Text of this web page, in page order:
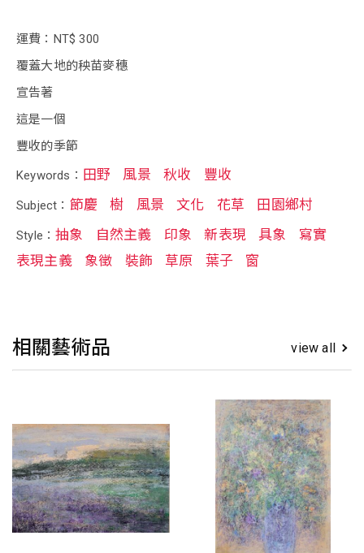
運費：NT$ 300
覆蓋大地的秧苗麥穗
宣告著
這是一個
豐收的季節
Keywords： 田野 風景 秋收 豐收
Subject： 節慶 樹 風景 文化 花草 田園鄉村
Style：抽象 自然主義 印象 新表現 具象
寫實
表現主義
象徵 裝飾 草原 葉子 窗
相關藝術品 view all